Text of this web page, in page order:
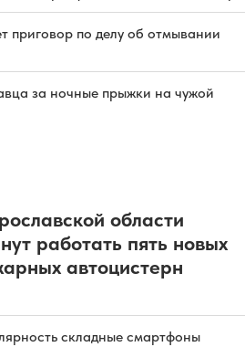
приговор по делу об отмывании
за ночные прыжки на чужой
области
работать пять новых
автоцистерн
складные смартфоны